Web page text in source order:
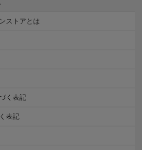
ストアとは
く表記
表記